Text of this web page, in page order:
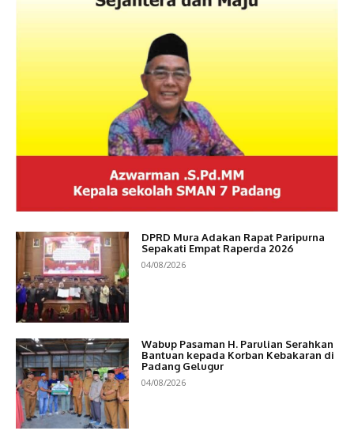
DPRD Mura Adakan Rapat Paripurna
Sepakati Empat Raperda 2026
04/08/2026
Wabup Pasaman H. Parulian Serahkan
Bantuan kepada Korban Kebakaran di
Padang Gelugur
04/08/2026